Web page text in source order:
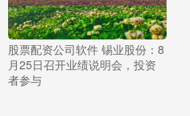
股票配资公司软件 锡业股份：8
月25日召开业绩说明会，投资
者参与